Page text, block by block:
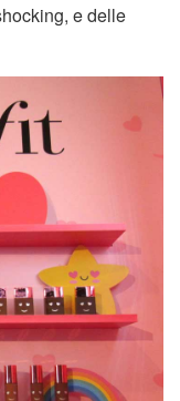
e delle